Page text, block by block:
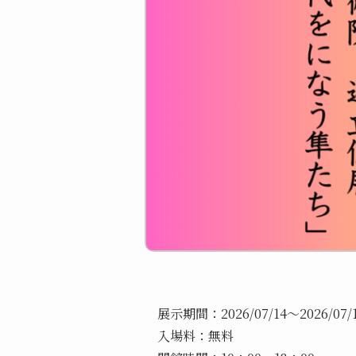
展示期間：2026/07/14～2026/07/
入場料：無料